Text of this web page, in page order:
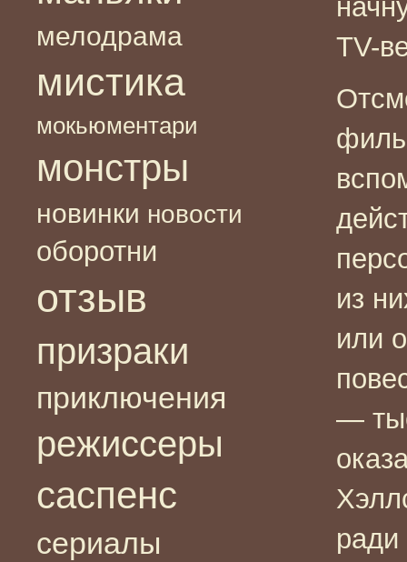
мелодрама
мистика
мокьюментари
монстры
новинки новости
оборотни
отзыв
призраки
приключения
режиссеры
саспенс
сериалы
TV-
из
или
—
ради